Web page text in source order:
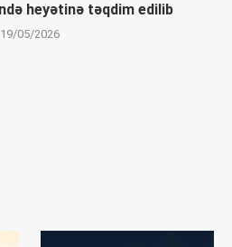
heyətinə təqdim edilib
19/05/2026